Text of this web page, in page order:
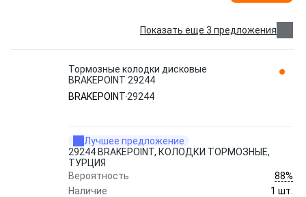
Показать еще 3 предложения
Тормозные колодки дисковые
BRAKEPOINT 29244
BRAKEPOINT 29244
Лучшее предложение
29244 BRAKEPOINT, КОЛОДКИ ТОРМОЗНЫЕ,
ТУРЦИЯ
Вероятность
88%
Наличие
1 шт.